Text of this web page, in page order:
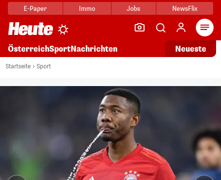
E-Paper Immo Jobs NewsFlix
ÖsterreichSportNachrichten Neueste
Startseite Sport